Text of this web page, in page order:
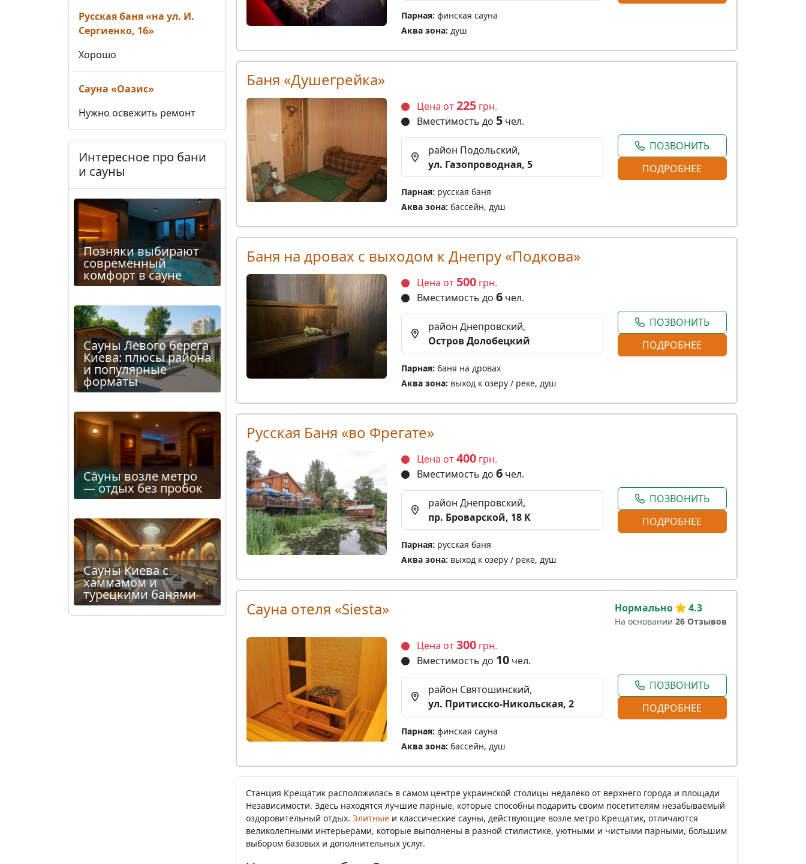
Станция Крещатик расположилась в самом центре украинской столицы недалеко от верхнего города и площади
Независимости. Здесь находятся лучшие парные, которые способны подарить своим посетителям незабываемый
оздоровительный отдых. Элитные и классические сауны, действующие возле метро Крещатик, отличаются
великолепными интерьерами, которые выполнены в разной стилистике, уютными и чистыми парными, большим
выбором базовых и дополнительных услуг.
Парная: финская сауна
Аква зона: душ
Баня «Душегрейка»
Цена от225грн.
Вместимость до 5чел.
район Подольский,
ул. Газопроводная, 5
Парная: русская баня
Аква зона: бассейн, душ
ПОЗВОНИТЬ
ПОДРОБНЕЕ
Баня на дровах с выходом к Днепру «Подкова»
Цена от 500грн.
Вместимость до 6чел.
район Днепровский,
Остров Долобецкий
Парная: баня на дровах
Аква зона: выход к озеру / реке, душ
ПОЗВОНИТЬ
ПОДРОБНЕЕ
Русская Баня «во Фрегате»
Цена от400грн.
Вместимость до 6чел.
район Днепровский,
пр. Броварской, 18 К
Парная: русская баня
Аква зона: выход к озеру / реке, душ
ПОЗВОНИТЬ
ПОДРОБНЕЕ
Сауна отеля «Siesta» Нормально 4.3
На основании 26 Отзывов
Цена от300грн.
Вместимость до 10чел.
район Святошинский,
ул. Притисско-Никольская, 2
Парная: финская сауна
Аква зона: бассейн, душ
ПОЗВОНИТЬ
ПОДРОБНЕЕ
Русская баня «на ул. И.
Сергиенко, 16»
Хорошо
Сауна «Оазис»
Нужно освежить ремонт
Интересное про бани
и сауны
Позняки выбирают
современный
комфорт в сауне
Сауны Левого берега
Киева: плюсы района
и популярные
форматы
Сауны возле метро
— отдых без пробок
Сауны Киева с
хаммамом и
турецкими банями